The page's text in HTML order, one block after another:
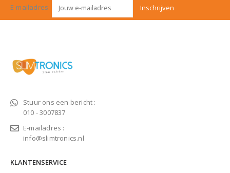
E-mailadres:
Stuur ons een bericht :
010 - 3007837
E-mailadres :
info@slimtronics.nl
KLANTENSERVICE